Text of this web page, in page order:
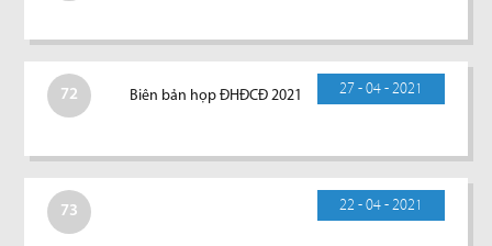
72 27 - 04 - 2021
Biên bản họp ĐHĐCĐ 2021
73 22 - 04 - 2021